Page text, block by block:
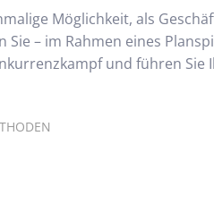
Möglichkeit, als
– im Rahmen eines
und führen Sie